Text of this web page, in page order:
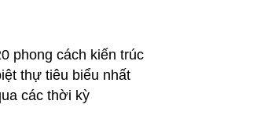
phong cách kiến trúc
thự tiêu biểu nhất
các thời kỳ